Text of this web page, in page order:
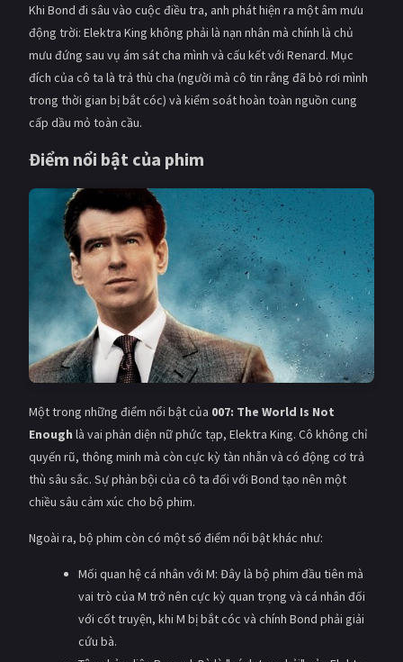
TUYỂN TẬP PHIM
BLOG
Khi Bond đi sâu vào cuộc điều tra, anh phát hiện ra một âm mưu
động trời: Elektra King không phải là nạn nhân mà chính là chủ
mưu đứng sau vụ ám sát cha mình và cấu kết với Renard. Mục
đích của cô ta là trả thù cha (người mà cô tin rằng đã bỏ rơi mình
trong thời gian bị bắt cóc) và kiểm soát hoàn toàn nguồn cung
cấp dầu mỏ toàn cầu.
Điểm nổi bật của phim
Một trong những điểm nổi bật của 007: The World Is Not
Enough là vai phản diện nữ phức tạp, Elektra King. Cô không chỉ
quyến rũ, thông minh mà còn cực kỳ tàn nhẫn và có động cơ trả
thù sâu sắc. Sự phản bội của cô ta đối với Bond tạo nên một
chiều sâu cảm xúc cho bộ phim.
Ngoài ra, bộ phim còn có một số điểm nổi bật khác như:
Mối quan hệ cá nhân với M: Đây là bộ phim đầu tiên mà
vai trò của M trở nên cực kỳ quan trọng và cá nhân đối
với cốt truyện, khi M bị bắt cóc và chính Bond phải giải
cứu bà.